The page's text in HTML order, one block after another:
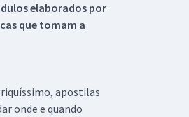
elaborados por
que tomam a
riquíssimo, apostilas
onde e quando